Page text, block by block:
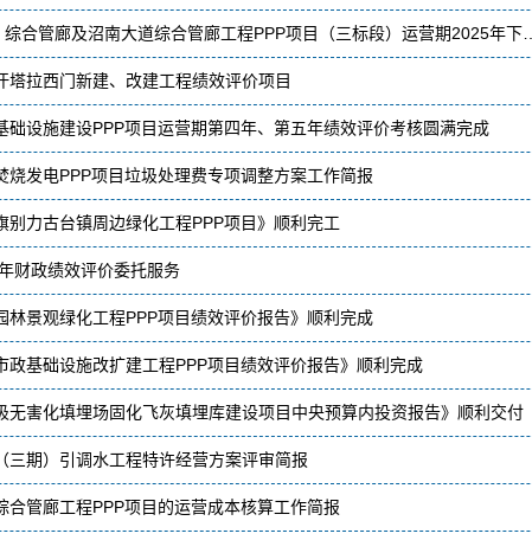
合管廊及沼南大道综合管廊工程PPP项目（三标段）运营期2025年下…
塔拉西门新建、改建工程绩效评价项目
础设施建设PPP项目运营期第四年、第五年绩效评价考核圆满完成
烧发电PPP项目垃圾处理费专项调整方案工作简报
别力古台镇周边绿化工程PPP项目》顺利完工
财政绩效评价委托服务
林景观绿化工程PPP项目绩效评价报告》顺利完成
政基础设施改扩建工程PPP项目绩效评价报告》顺利完成
无害化填埋场固化飞灰填埋库建设项目中央预算内投资报告》顺利交付
三期）引调水工程特许经营方案评审简报
合管廊工程PPP项目的运营成本核算工作简报